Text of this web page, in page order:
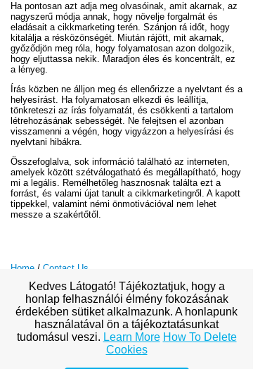
Ha pontosan azt adja meg olvasóinak, amit akarnak, az
nagyszerű módja annak, hogy növelje forgalmát és
eladásait a cikkmarketing terén. Szánjon rá időt, hogy
kitalálja a résközönségét. Miután rájött, mit akarnak,
győződjön meg róla, hogy folyamatosan azon dolgozik,
hogy eljuttassa nekik. Maradjon éles és koncentrált, ez
a lényeg.
Írás közben ne álljon meg és ellenőrizze a nyelvtant és a
helyesírást. Ha folyamatosan elkezdi és leállítja,
tönkreteszi az írás folyamatát, és csökkenti a tartalom
létrehozásának sebességét. Ne felejtsen el azonban
visszamenni a végén, hogy vigyázzon a helyesírási és
nyelvtani hibákra.
Összefoglalva, sok információ található az interneten,
amelyek között szétválogatható és megállapítható, hogy
mi a legális. Remélhetőleg hasznosnak találta ezt a
forrást, és valami újat tanult a cikkmarketingről. A kapott
tippekkel, valamint némi önmotivációval nem lehet
messze a szakértőtől.
Home / Contact Us
View full site
Kedves Látogató! Tájékoztatjuk, hogy a
honlap felhasználói élmény fokozásának
érdekében sütiket alkalmazunk. A honlapunk
használatával ön a tájékoztatásunkat
tudomásul veszi. Learn More How To Delete
Cookies